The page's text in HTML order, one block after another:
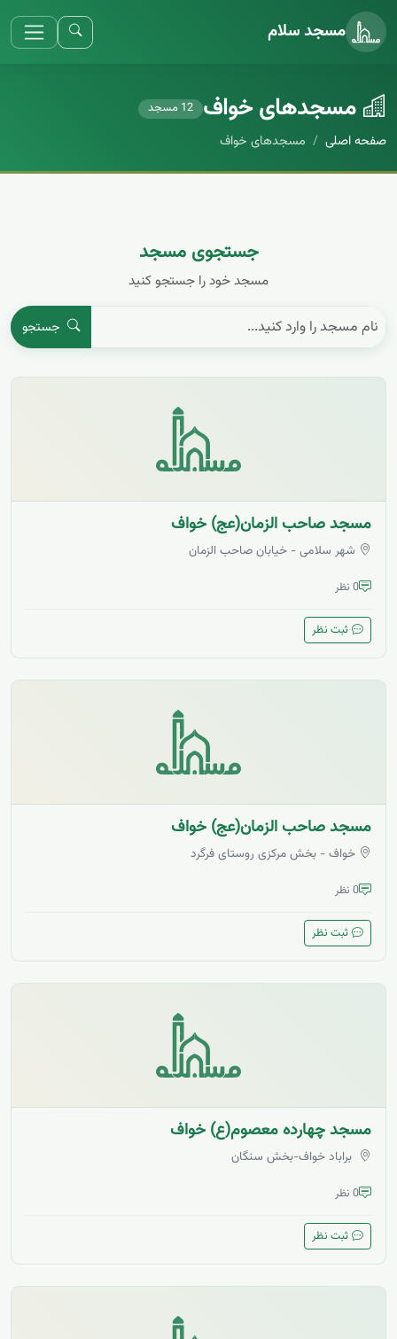
مسجد سلام
مسجد‌های خواف 12 مسجد
صفحه اصلی مسجد‌های خواف
جستجوی مسجد
مسجد خود را جستجو کنید
جستجو
مسجد صاحب الزمان(عج) خواف
شهر سلامی - خیابان صاحب الزمان
0 نظر
ثبت نظر
مسجد صاحب الزمان(عج) خواف
خواف - بخش مرکزی روستای فرگرد
0 نظر
ثبت نظر
مسجد چهارده معصوم(ع) خواف
براباد خواف-بخش سنگان
0 نظر
ثبت نظر